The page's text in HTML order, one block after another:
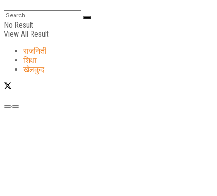
No Result
View All Result
राजनिती
शिक्षा
खेलकुद